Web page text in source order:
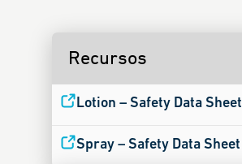
Recursos
Lotion – Safety Data Sheet
Spray – Safety Data Sheet